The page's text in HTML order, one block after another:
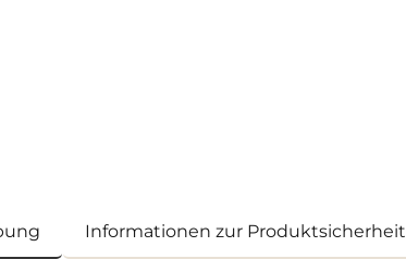
Informationen zur Produktsicherheit